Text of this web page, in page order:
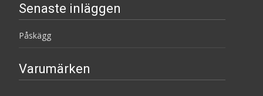
Senaste inläggen
Påskägg
Varumärken